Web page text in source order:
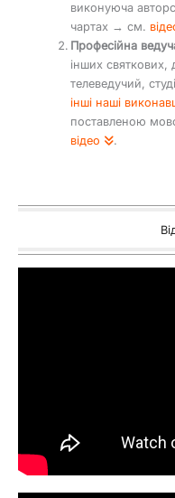
виконуюча
чартах → см.
Професійна
інших святкових,
телеведучий,
інші наші
поставленою
відео
.